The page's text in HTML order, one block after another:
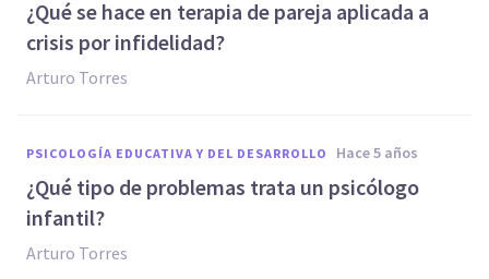
¿Qué se hace en terapia de pareja aplicada a
crisis por infidelidad?
Arturo Torres
PSICOLOGÍA EDUCATIVA Y DEL DESARROLLO hace 5 años
¿Qué tipo de problemas trata un psicólogo
infantil?
Arturo Torres